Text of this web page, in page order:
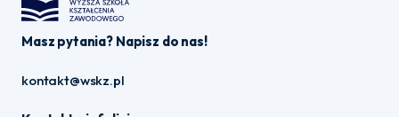
Masz pytania? Napisz do nas!
kontakt@wskz.pl